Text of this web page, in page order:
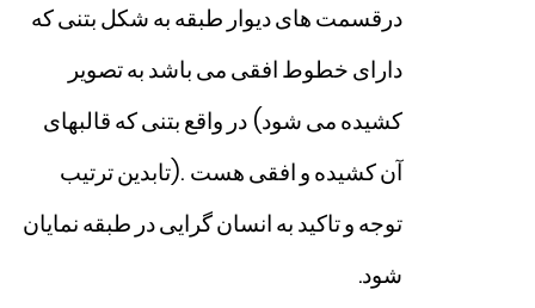
درقسمتهایدیوار طبقهبهشکلبتنیکه
دارایخطوطافقیمیباشدبهتصویر
کشیدهمیشود( در واقعبتنیکهقالبهای
آنکشیدهوافقیهست ).تابدینترتیب
توجهوتاکیدبهانسانگراییدر طبقهنمایان
شود.